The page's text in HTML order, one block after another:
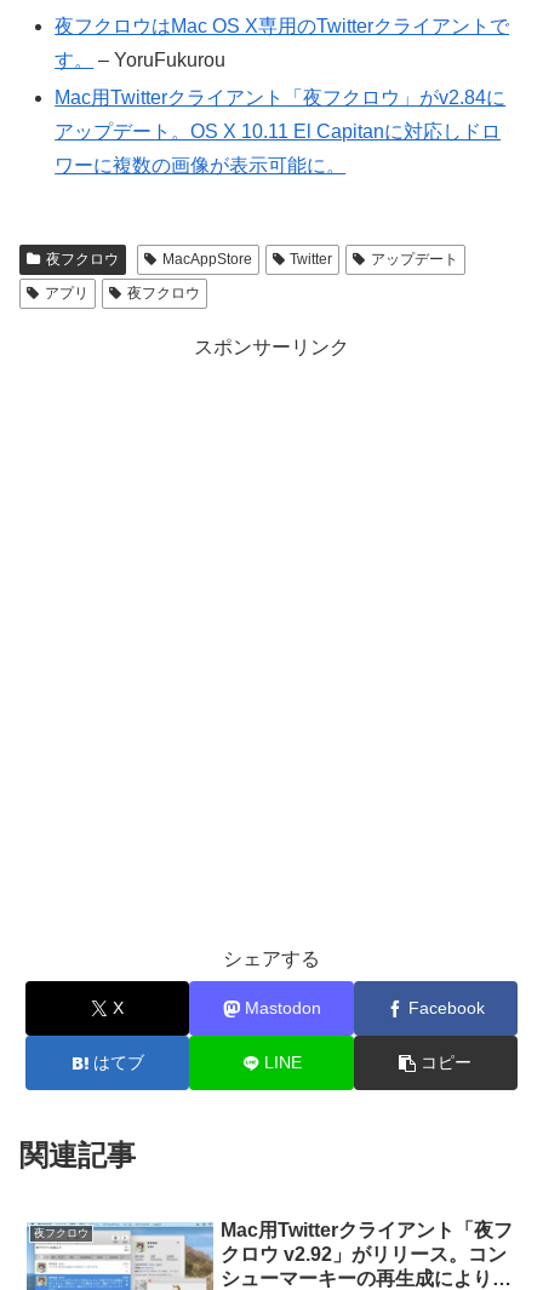
夜フクロウはMac OS X専用のTwitterクライアントで
す。
– YoruFukurou
Mac用Twitterクライアント「夜フクロウ」がv2.84に
アップデート。OS X 10.11 El Capitanに対応しドロ
ワーに複数の画像が表示可能に。
夜フクロウ MacAppStore Twitter
アップデート
アプリ
夜フクロウ
スポンサーリンク
シェアする
X Mastodon Facebook
はてブ LINE コピー
関連記事
夜フクロウ
Mac用Twitterクライアント「夜フ
クロウ v2.92」がリリース。コン
シューマーキーの再生成により